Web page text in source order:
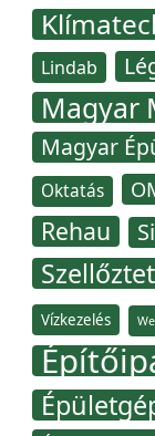
Lindab
Magyar
Magyar
Oktatás
Rehau
Vízkezelés